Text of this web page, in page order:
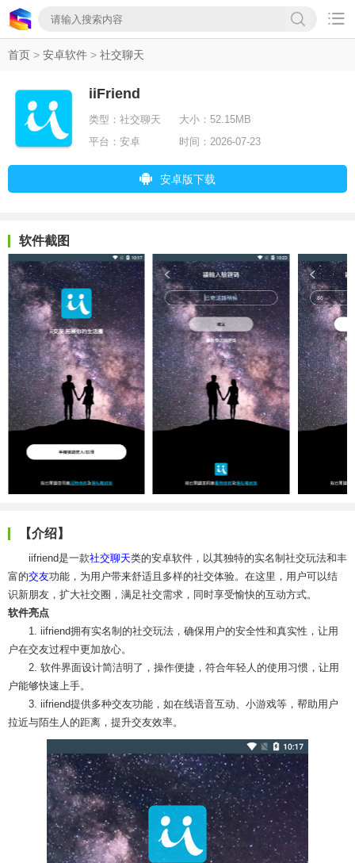

首页 > 安卓软件 > 社交聊天
iiFriend
类型： 社交聊天 大小： 52.15MB
平台： 安卓 时间： 2026-07-23
安卓版下载
软件截图
【介绍】
iifriend是一款社交聊天类的安卓软件，以其独特的实名制社交玩法和丰
富的交友功能，为用户带来舒适且多样的社交体验。在这里，用户可以结
识新朋友，扩大社交圈，满足社交需求，同时享受愉快的互动方式。
软件亮点
1. iifriend拥有实名制的社交玩法，确保用户的安全性和真实性，让用
户在交友过程中更加放心。
2. 软件界面设计简洁明了，操作便捷，符合年轻人的使用习惯，让用
户能够快速上手。
3. iifriend提供多种交友功能，如在线语音互动、小游戏等，帮助用户
拉近与陌生人的距离，提升交友效率。